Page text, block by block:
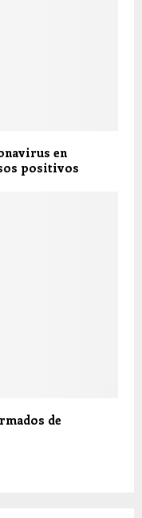
en
positivos
de